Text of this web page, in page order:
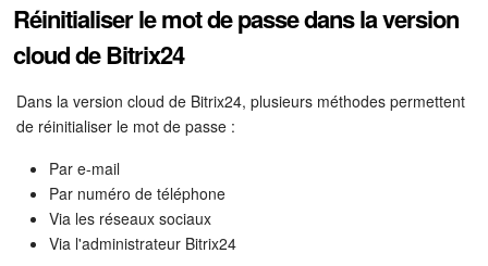
Calendriers
Base de connaissances
Sites
Boutique en ligne
Réinitialiser le mot de passe dans la version
cloud de Bitrix24
Dans la version cloud de Bitrix24, plusieurs méthodes permettent
de réinitialiser le mot de passe :
Par e-mail
Par numéro de téléphone
Via les réseaux sociaux
Via l'administrateur Bitrix24